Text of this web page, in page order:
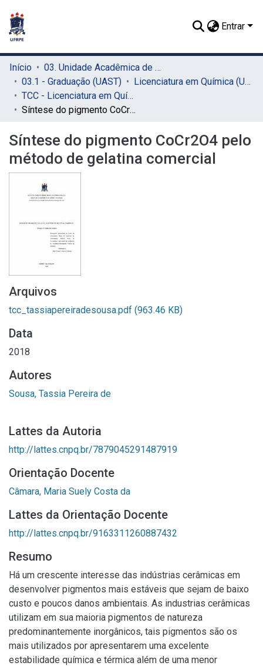
Entrar
Início
03. Unidade Acadêmica de Serra Talhada (UAST)
03.1 - Graduação (UAST)
Licenciatura em Química (UAST)
TCC - Licenciatura em Química (UAST)
Síntese do pigmento CoCr2O4 pelo método de gelatina comercial
Síntese do pigmento CoCr2O4 pelo
método de gelatina comercial
Arquivos
tcc_tassiapereiradesousa.pdf (963.46 KB)
Data
2018
Autores
Sousa, Tassia Pereira de
Lattes da Autoria
http://lattes.cnpq.br/7879045291487919
Orientação Docente
Câmara, Maria Suely Costa da
Lattes da Orientação Docente
http://lattes.cnpq.br/9163311260887432
Resumo
Há um crescente interesse das indústrias cerâmicas em
desenvolver pigmentos mais estáveis que sejam de baixo
custo e poucos danos ambientais. As industrias cerâmicas
utilizam em sua maioria pigmentos de natureza
predominantemente inorgânicos, tais pigmentos são os
mais utilizados por apresentarem uma excelente
estabilidade química e térmica além de uma menor